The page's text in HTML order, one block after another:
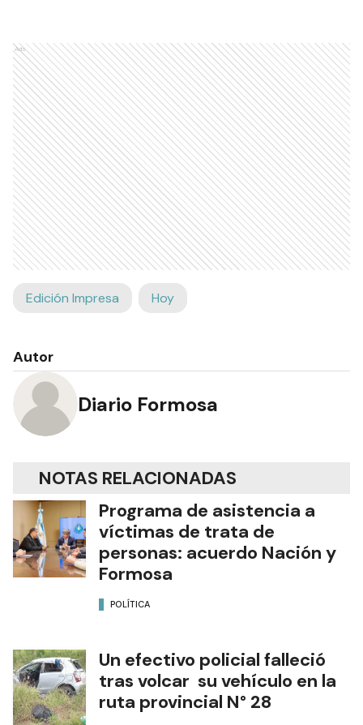
Ads
Edición Impresa Hoy
Autor
Diario Formosa
NOTAS RELACIONADAS
Programa de asistencia a
víctimas de trata de
personas: acuerdo Nación y
Formosa
POLÍTICA
Un efectivo policial falleció
tras volcar su vehículo en la
ruta provincial N° 28